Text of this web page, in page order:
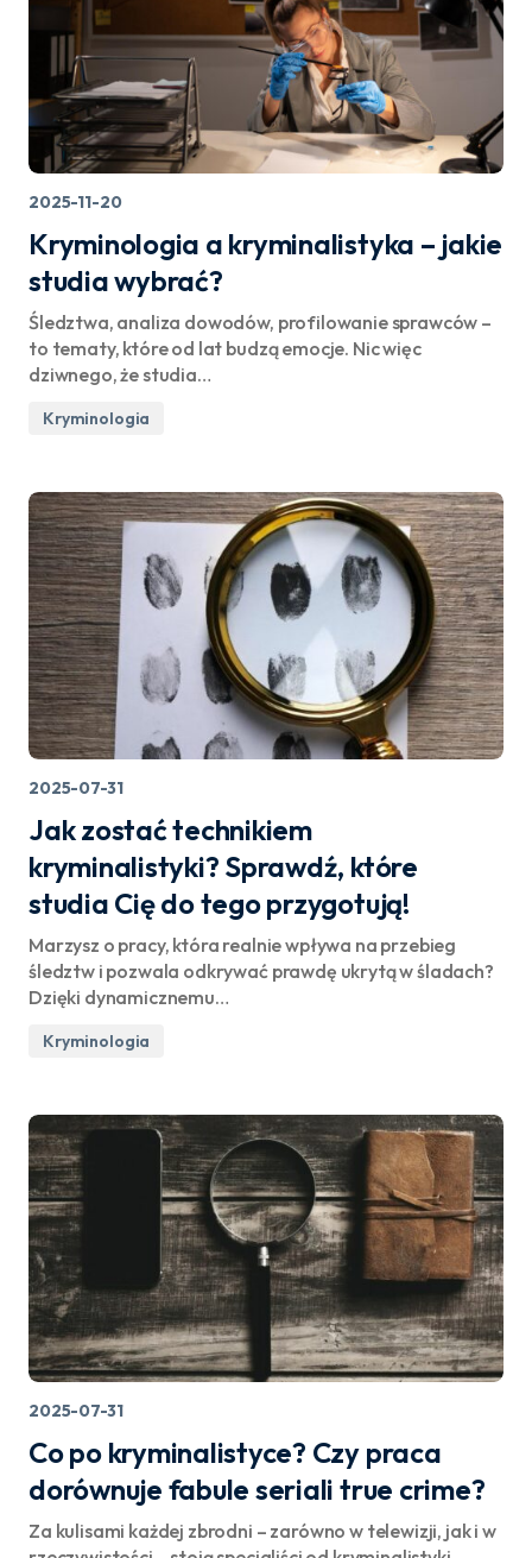
2025-11-20
Kryminologia a kryminalistyka – jakie
studia wybrać?
Śledztwa, analiza dowodów, profilowanie sprawców –
to tematy, które od lat budzą emocje. Nic więc
dziwnego, że studia…
Kryminologia
2025-07-31
Jak zostać technikiem
kryminalistyki? Sprawdź, które
studia Cię do tego przygotują!
Marzysz o pracy, która realnie wpływa na przebieg
śledztw i pozwala odkrywać prawdę ukrytą w śladach?
Dzięki dynamicznemu…
Kryminologia
2025-07-31
Co po kryminalistyce? Czy praca
dorównuje fabule seriali true crime?
Za kulisami każdej zbrodni – zarówno w telewizji, jak i w